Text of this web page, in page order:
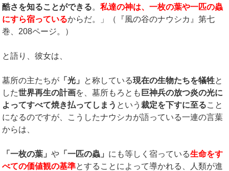
酷さを知ることができる。私達の神は、一枚の葉や一匹の蟲
にすら宿っているからだ。」（『風の谷のナウシカ』第七
巻、208ページ。）
と語り、彼女は、
墓所の主たちが 「光」 と称している現在の生物たちを犠牲と
した世界再生の計画を、墓所もろとも 巨神兵の放つ炎の光に
よってすべて焼き払ってしまう という裁定を下すに至ること
になるのですが、こうしたナウシカが語っている一連の言葉
からは、
「一枚の葉」や 「一匹の蟲」 にも等しく宿っている生命をす
べての価値観の基準とすることによって導かれる、人類が進